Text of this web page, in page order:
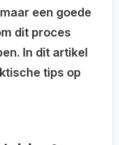
een goede
dit proces
In dit artikel
tips op